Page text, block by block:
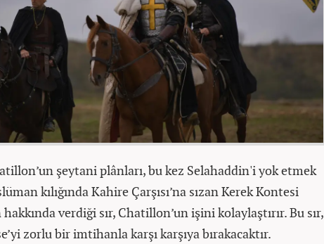
şeytani plânları, bu kez Selahaddin'i yok etmek
kılığında Kahire Çarşısı’na sızan Kerek Kontesi
verdiği sır, Chatillon’un işini kolaylaştırır. Bu sır,
zorlu bir imtihanla karşı karşıya bırakacaktır.